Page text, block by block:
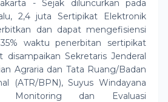
- Sejak diluncurkan pada
2,4 juta Sertipikat Elektronik
dan dapat mengefisiensi
waktu penerbitan sertipikat
Sekretaris Jenderal
Agraria dan Tata Ruang/Badan
(ATR/BPN), Suyus Windayana
Monitoring dan Evaluasi